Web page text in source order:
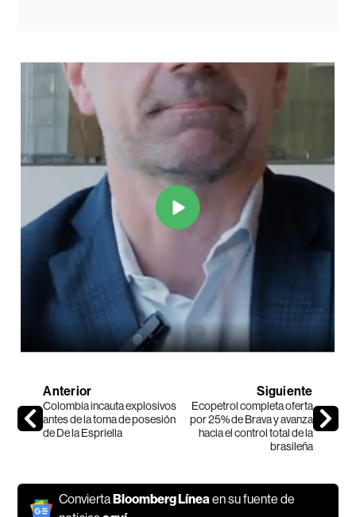
Anterior
Colombia incauta explosivos
antes de la toma de posesión
de De la Espriella
Siguiente
Ecopetrol completa oferta
por 25% de Brava y avanza
hacia el control total de la
brasileña
ConviertaBloomberg Línea en su fuente de